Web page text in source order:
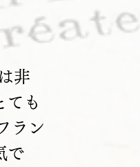
非
ても
ラン
で